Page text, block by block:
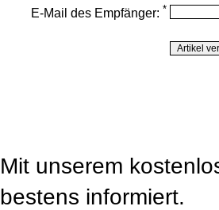
E-Mail des Empfänger: *
Mit unserem
bestens informiert.